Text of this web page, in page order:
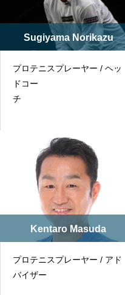
Sugiyama Norikazu
プロテニスプレーヤー / ヘッ
ドコー
チ
Kentaro Masuda
プロテニスプレーヤー / アド
バイザー